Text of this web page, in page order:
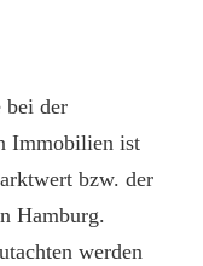
bei der
Immobilien ist
bzw. der
Hamburg.
werden